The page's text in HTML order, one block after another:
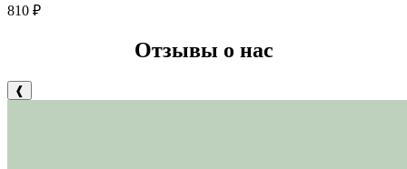
810 ₽
Отзывы о нас
❰